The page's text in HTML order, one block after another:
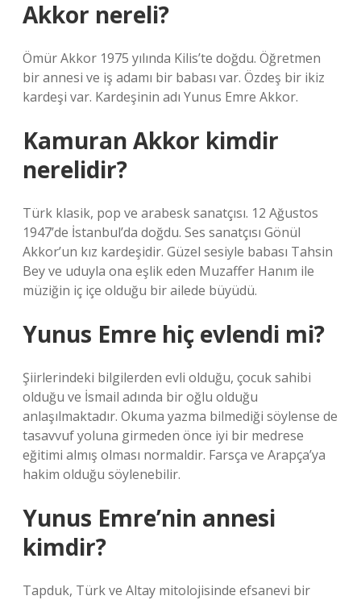
Akkor nereli?
Ömür Akkor 1975 yılında Kilis’te doğdu. Öğretmen
bir annesi ve iş adamı bir babası var. Özdeş bir ikiz
kardeşi var. Kardeşinin adı Yunus Emre Akkor.
Kamuran Akkor kimdir
nerelidir?
Türk klasik, pop ve arabesk sanatçısı. 12 Ağustos
1947’de İstanbul’da doğdu. Ses sanatçısı Gönül
Akkor’un kız kardeşidir. Güzel sesiyle babası Tahsin
Bey ve uduyla ona eşlik eden Muzaffer Hanım ile
müziğin iç içe olduğu bir ailede büyüdü.
Yunus Emre hiç evlendi mi?
Şiirlerindeki bilgilerden evli olduğu, çocuk sahibi
olduğu ve İsmail adında bir oğlu olduğu
anlaşılmaktadır. Okuma yazma bilmediği söylense de
tasavvuf yoluna girmeden önce iyi bir medrese
eğitimi almış olması normaldir. Farsça ve Arapça’ya
hakim olduğu söylenebilir.
Yunus Emre’nin annesi
kimdir?
Tapduk, Türk ve Altay mitolojisinde efsanevi bir